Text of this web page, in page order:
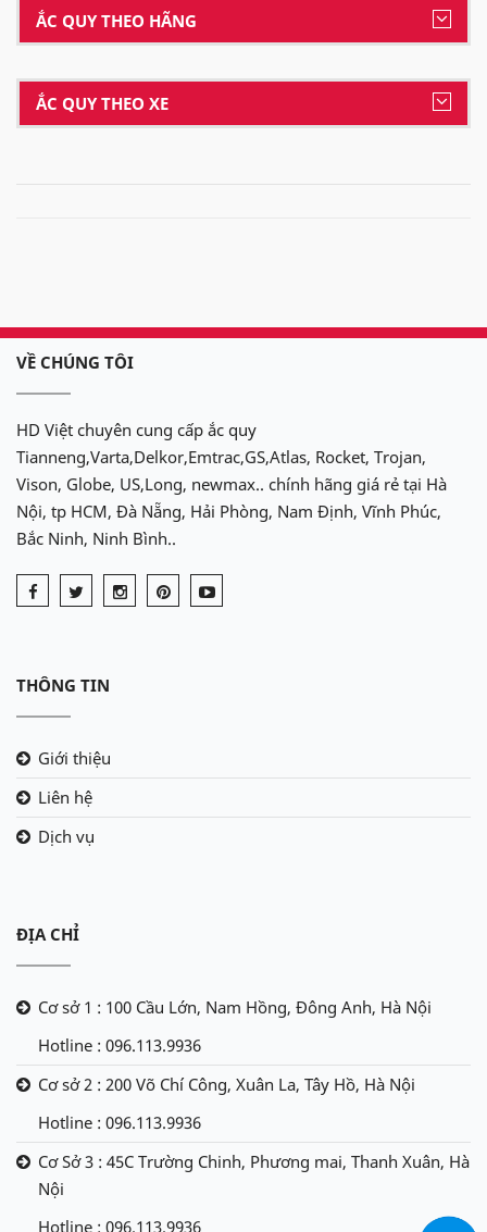
ẮC QUY THEO HÃNG
ẮC QUY THEO XE
VỀ CHÚNG TÔI
HD Việt chuyên cung cấp ắc quy
Tianneng,Varta,Delkor,Emtrac,GS,Atlas, Rocket, Trojan,
Vison, Globe, US,Long, newmax.. chính hãng giá rẻ tại Hà
Nội, tp HCM, Đà Nẵng, Hải Phòng, Nam Định, Vĩnh Phúc,
Bắc Ninh, Ninh Bình..
THÔNG TIN
Giới thiệu
Liên hệ
Dịch vụ
ĐỊA CHỈ
Cơ sở 1 : 100 Cầu Lớn, Nam Hồng, Đông Anh, Hà Nội
Hotline : 096.113.9936
Cơ sở 2 : 200 Võ Chí Công, Xuân La, Tây Hồ, Hà Nội
Hotline : 096.113.9936
Cơ Sở 3 : 45C Trường Chinh, Phương mai, Thanh Xuân, Hà
Nội
Hotline : 096.113.9936